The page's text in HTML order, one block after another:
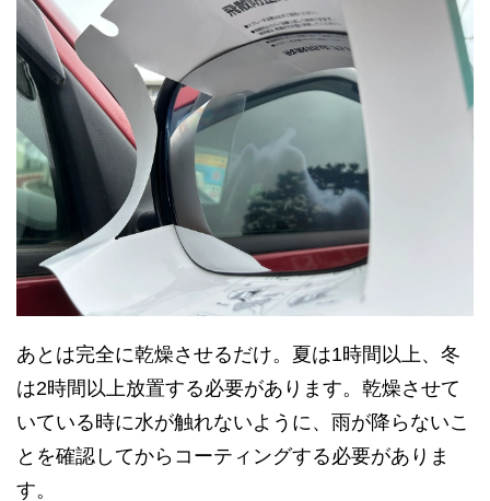
あとは完全に乾燥させるだけ。夏は1時間以上、冬
は2時間以上放置する必要があります。乾燥させて
いている時に水が触れないように、雨が降らないこ
とを確認してからコーティングする必要がありま
す。